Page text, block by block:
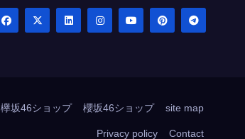
欅坂46ショップ 櫻坂46ショップ site map
Privacy policy Contact